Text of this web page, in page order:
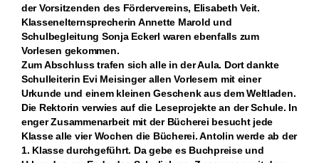
der Vorsitzenden des Fördervereins, Elisabeth Veit.
Klassenelternsprecherin Annette Marold und
Schulbegleitung Sonja Eckerl waren ebenfalls zum
Vorlesen gekommen.
Zum Abschluss trafen sich alle in der Aula. Dort dankte
Schulleiterin Evi Meisinger allen Vorlesern mit einer
Urkunde und einem kleinen Geschenk aus dem Weltladen.
Die Rektorin verwies auf die Leseprojekte an der Schule. In
enger Zusammenarbeit mit der Bücherei besucht jede
Klasse alle vier Wochen die Bücherei. Antolin werde ab der
1. Klasse durchgeführt. Da gebe es Buchpreise und